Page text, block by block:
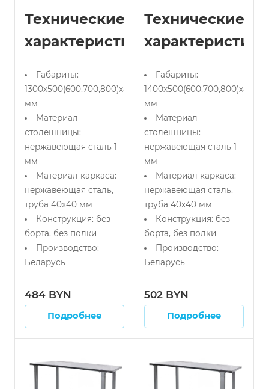
Технические
характеристики:
Габариты:
1300х500(600,700,800)х850
мм
Материал
столешницы:
нержавеющая сталь 1
мм
Материал каркаса:
нержавеющая сталь,
труба 40х40 мм
Конструкция: без
борта, без полки
Производство:
Беларусь
484 BYN
Подробнее
Технические
Габариты:
1400х500(600,700,800)х850
мм
Материал
столешницы:
нержавеющая сталь 1
мм
Материал каркаса:
нержавеющая сталь,
труба 40х40 мм
Конструкция: без
борта, без полки
Производство:
Беларусь
502 BYN
Подробнее